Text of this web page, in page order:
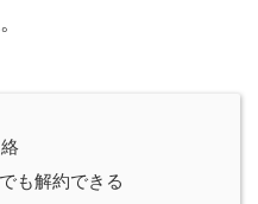
も解約できる